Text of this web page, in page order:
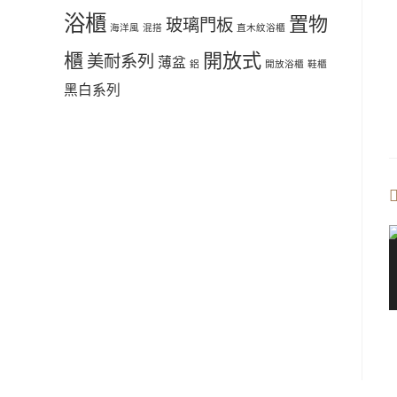
浴櫃 海洋風 混搭 玻璃門板 直木紋浴櫃 置物
櫃 美耐系列 薄盆 鋁 開放式 開放浴櫃 鞋櫃
黑白系列